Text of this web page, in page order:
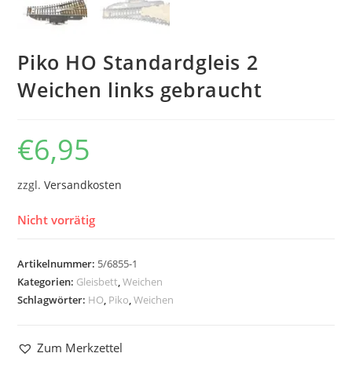
Piko HO Standardgleis 2
Weichen links gebraucht
€6,95
zzgl.Versandkosten
Nicht vorrätig
Artikelnummer: 5/6855-1
Kategorien: Gleisbett,Weichen
Schlagwörter: HO, Piko,Weichen
Zum Merkzettel